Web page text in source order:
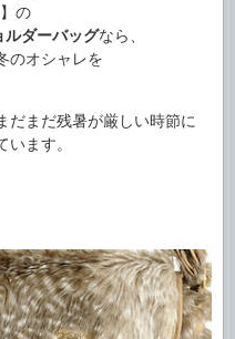
の
ルダーバッグなら、
のオシャレを
だまだ残暑が厳しい時節に
ます。